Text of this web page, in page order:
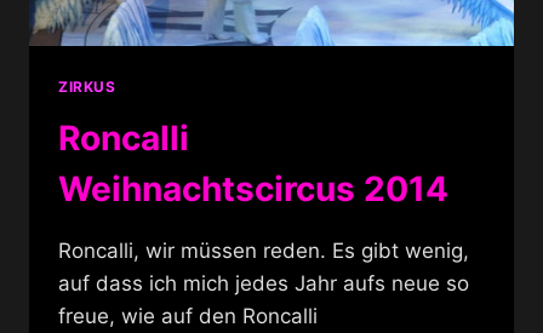
ZIRKUS
Roncalli
Weihnachtscircus 2014
Roncalli, wir müssen reden. Es gibt wenig,
auf dass ich mich jedes Jahr aufs neue so
freue, wie auf den Roncalli